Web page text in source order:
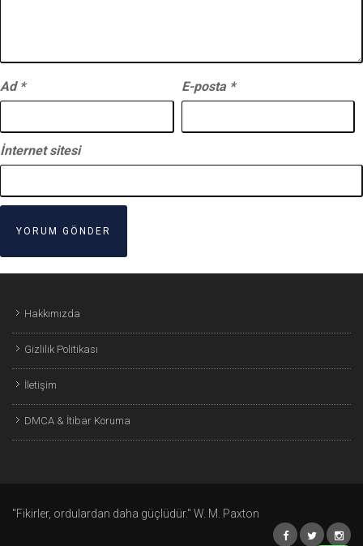
Ad * E-posta *
İnternet sitesi
Hakkımızda
Gizlilik Politikası
İletişim
DMCA & İtibar Koruma
"Fikirler, ordulardan daha güçlüdür." W. M. Paxton